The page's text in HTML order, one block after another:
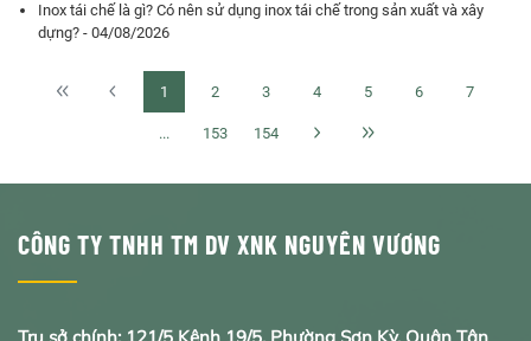
Inox tái chế là gì? Có nên sử dụng inox tái chế trong sản xuất và xây
dựng? - 04/08/2026
1 2 3 4 5 6 7
... 153 154
CÔNG TY TNHH TM DV XNK NGUYÊN VƯƠNG